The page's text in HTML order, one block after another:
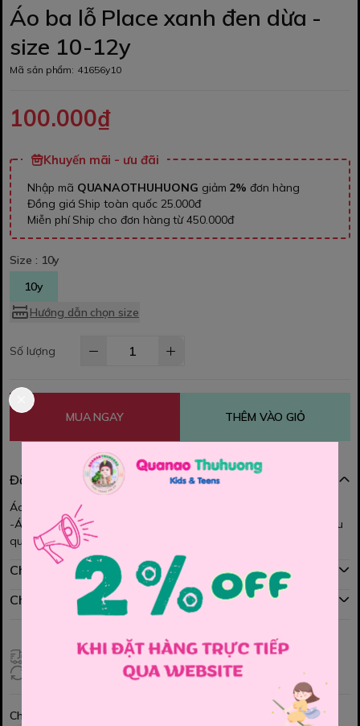
Áo ba lỗ Place xanh đen dừa -
size 10-12y
Mã sản phẩm: 41656y10
100.000₫
Khuyến mãi - ưu đãi
Nhập mã QUANAOTHUHUONG giảm 2% đơn hàng
Đồng giá Ship toàn quốc 25.000đ
Miễn phí Ship cho đơn hàng từ 450.000đ
Size : 10y
10y
Hướng dẫn chọn size
Số lượng
MUA NGAY THÊM VÀO GIỎ
Đặc điểm nổi bật
Áo thun ba lỗ Place bé trai.
-Áo thun mềm mịn, co giãn , thoải mái. Rất dễ phối cùng các kiểu
quần ạ!
Chính sách mua hàng
Chính sách đổi hàng
Giao hàng toàn quốc
Đổi hàng 3 ngày (HCM), 7 ngày (Tỉnh)
Chia sẻ